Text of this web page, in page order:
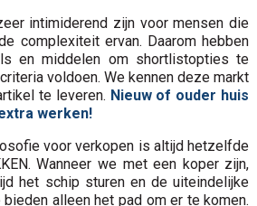
intimiderend zijn voor mensen die
complexiteit ervan. Daarom hebben
en middelen om shortlistopties te
voldoen. We kennen deze markt
te leveren. Nieuw of ouder huis
werken!
voor verkopen is altijd hetzelfde
Wanneer we met een koper zijn,
het schip sturen en de uiteindelijke
alleen het pad om er te komen.